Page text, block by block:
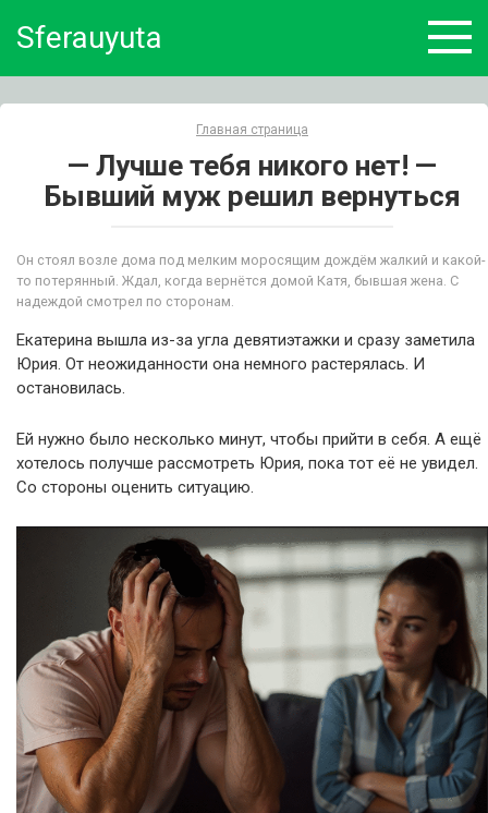
Sferauyuta
Главная страница
— Лучше тебя никого нет! —
Бывший муж решил вернуться
Он стоял возле дома под мелким моросящим дождём жалкий и какой-
то потерянный. Ждал, когда вернётся домой Катя, бывшая жена. С
надеждой смотрел по сторонам.
Екатерина вышла из-за угла девятиэтажки и сразу заметила
Юрия. От неожиданности она немного растерялась. И
остановилась.
Ей нужно было несколько минут, чтобы прийти в себя. А ещё
хотелось получше рассмотреть Юрия, пока тот её не увидел.
Со стороны оценить ситуацию.